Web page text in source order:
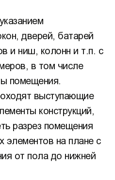
дверей, батарей
и ниш, колонн и т.п. с
в том числе
помещения.
выступающие
конструкций,
разрез помещения
элементов на плане с
от пола до нижней